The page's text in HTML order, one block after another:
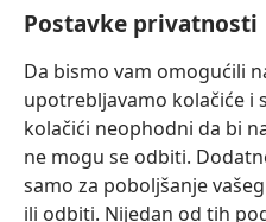
Postavke privatnosti
Da bismo vam omogućili
upotrebljavamo kolačiće i
kolačići neophodni da bi
ne mogu se odbiti.
samo za poboljšanje
ili odbiti. Nijedan od tih
novi
INTERNETSKA BIBLIOTEKA
se
novi
prozor)
JW Hub
(otvara
se
novi
JW Library
Watchtower Library